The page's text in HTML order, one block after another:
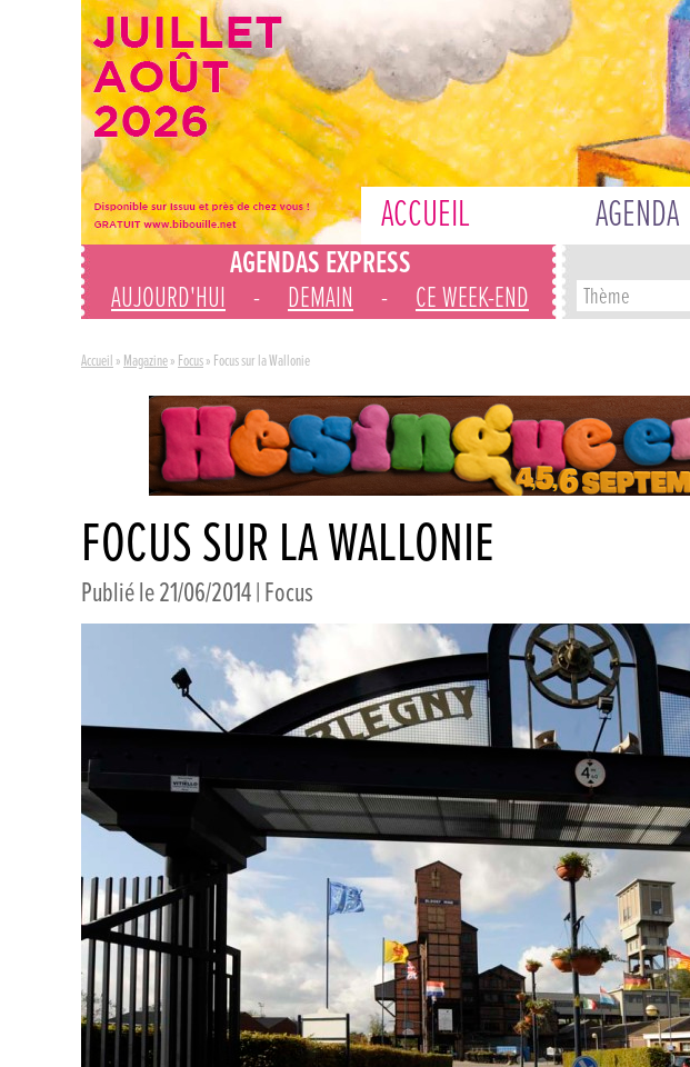
ACCUEIL AGENDA
AGENDAS EXPRESS
AUJOURD'HUI - DEMAIN - CE WEEK-END Thème
Accueil » Magazine» Focus» Focus sur la Wallonie
FOCUS SUR LA WALLONIE
Publié le 21/06/2014 |Focus